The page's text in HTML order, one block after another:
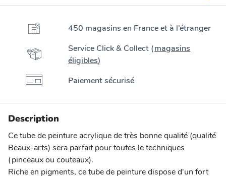
450 magasins en France et à l’étranger
Service Click & Collect (magasins
éligibles)
Paiement sécurisé
Description
Ce tube de peinture acrylique de très bonne qualité (qualité
Beaux-arts) sera parfait pour toutes le techniques
(pinceaux ou couteaux).
Riche en pigments, ce tube de peinture dispose d'un fort